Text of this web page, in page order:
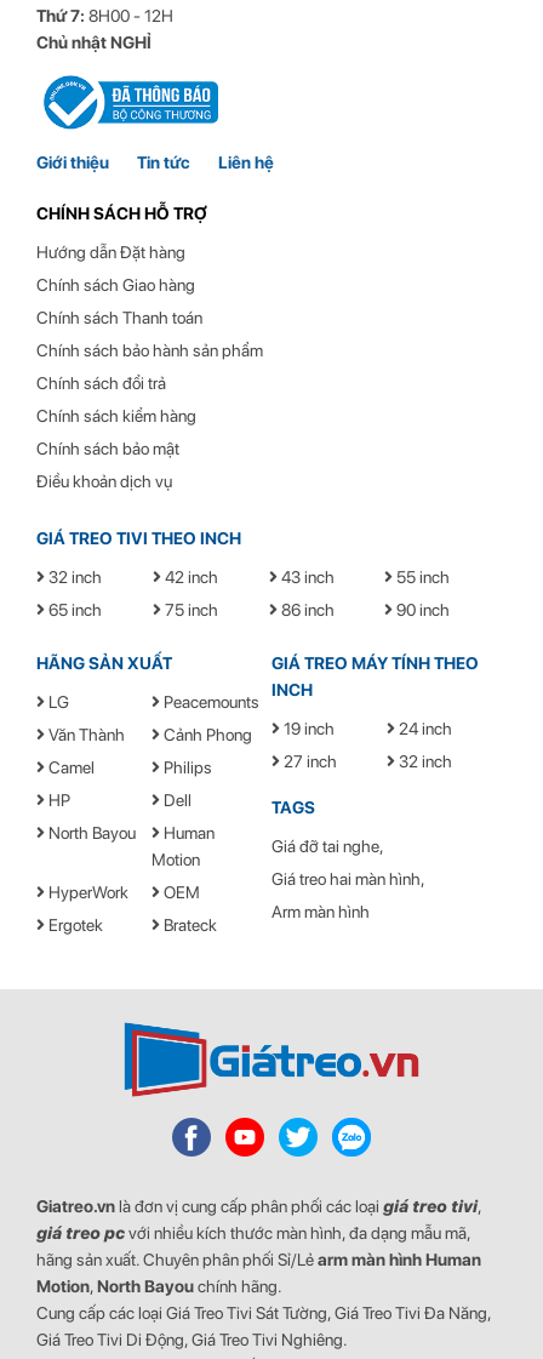
Trần Nguyễn
tự hào là nhà phân phối bán lẻ, thi công lắp đặt sản
phẩm giá treo tivi, khung treo màn hình máy tính,
Bàntại Việt Nam nói chung và Hồ Chí Minh nói riêng. Trong thời
Trần Nguyễn đã cung cấp dịch vụ bán và lắp đặt giá treo
tivi cho hằng trăm khách hàng lớn nhỏ và được quý khách hàng
đánh giá rất cao tại các quận của TP.Hồ Chí Minh cũng như trên
Thứ 7: 8H00 - 12H
Chủ nhật NGHỈ
Giới thiệu Tin tức Liên hệ
CHÍNH SÁCH HỖ TRỢ
Hướng dẫn Đặt hàng
Chính sách Giao hàng
Chính sách Thanh toán
Chính sách bảo hành sản phẩm
Chính sách đổi trả
Chính sách kiểm hàng
Chính sách bảo mật
Điều khoản dịch vụ
GIÁ TREO TIVI THEO INCH
32 inch
42 inch 43 inch
55 inch
65 inch
75 inch 86 inch 90 inch
HÃNG SẢN XUẤT
LG
Peacemounts
Văn Thành
Cảnh Phong
Camel
Philips
HP
Dell
North Bayou
Human
Motion
HyperWork
OEM
Ergotek
Brateck
GIÁ TREO MÁY TÍNH THEO
INCH
19 inch
24 inch
27 inch
32 inch
TAGS
Giá đỡ tai nghe
Giá treo hai màn hình
Arm màn hình
Giatreo.vnlà đơn vị cung cấp phân phối các loại giá treo tivi,
giá treo pcvới nhiều kích thước màn hình, đa dạng mẫu mã,
hãng sản xuất. Chuyên phân phối Sỉ/Lẻarm màn hìnhHuman
Motion,North Bayouchính hãng.
Cung cấp các loại Giá Treo Tivi Sát Tường, Giá Treo Tivi Đa Năng,
Giá Treo Tivi Di Động, Giá Treo Tivi Nghiêng.